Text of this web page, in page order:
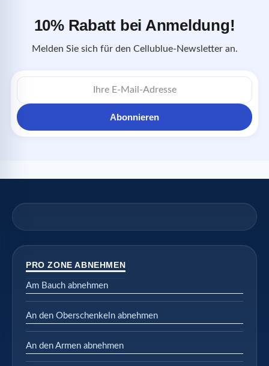
10% Rabatt bei Anmeldung!
Melden Sie sich für den Cellublue-Newsletter an.
E-
Mail-
Abonnieren
PRO ZONE ABNEHMEN
Am Bauch abnehmen
An den Oberschenkeln abnehmen
An den Armen abnehmen